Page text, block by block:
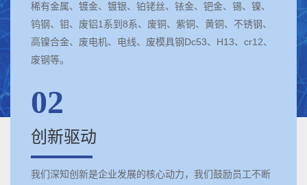
稀有金属、镀金、镀银、铂铑丝、铱金、钯金、锡、镍、
钨钢、钼、废铝1系到8系、废铜、紫铜、黄铜、不锈钢、
高镍合金、废电机、电线、废模具钢Dc53、H13、cr12、
废钢等。
02
创新驱动
我们深知创新是企业发展的核心动力，我们鼓励员工不断